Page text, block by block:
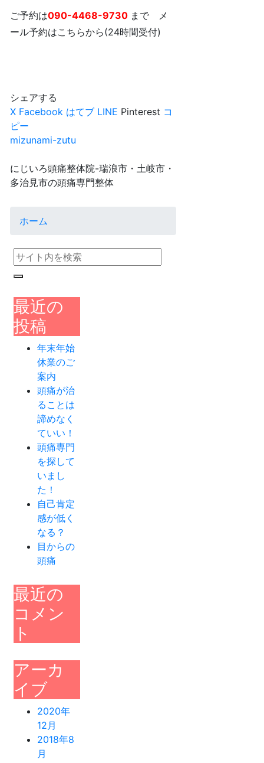
ご予約は090-4468-9730 まで メ
ール予約はこちらから(24時間受付)
シェアする
X Facebook はてブ LINE Pinterest コ
ピー
mizunami-zutu
にじいろ頭痛整体院-瑞浪市・土岐市・
多治見市の頭痛専門整体
ホーム
最近の
投稿
年末年始
休業のご
案内
頭痛が治
ることは
諦めなく
ていい！
頭痛専門
を探して
いまし
た！
自己肯定
感が低く
なる？
目からの
頭痛
最近の
コメン
ト
アーカ
イブ
2020年
12月
2018年8
月